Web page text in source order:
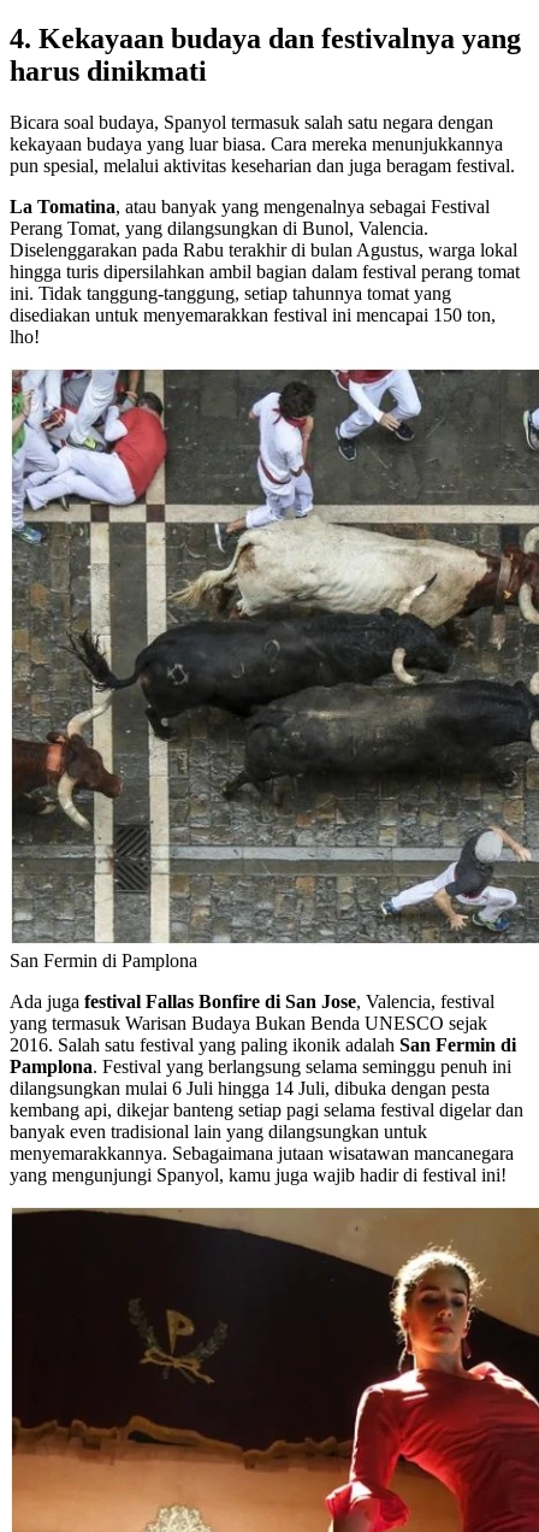
4. Kekayaan budaya dan festivalnya yang
harus dinikmati
Bicara soal budaya, Spanyol termasuk salah satu negara dengan
kekayaan budaya yang luar biasa. Cara mereka menunjukkannya
pun spesial, melalui aktivitas keseharian dan juga beragam festival.
La Tomatina, atau banyak yang mengenalnya sebagai Festival
Perang Tomat, yang dilangsungkan di Bunol, Valencia.
Diselenggarakan pada Rabu terakhir di bulan Agustus, warga lokal
hingga turis dipersilahkan ambil bagian dalam festival perang tomat
ini. Tidak tanggung-tanggung, setiap tahunnya tomat yang
disediakan untuk menyemarakkan festival ini mencapai 150 ton,
lho!
San Fermin di Pamplona
Ada juga festival Fallas Bonfire di San Jose, Valencia, festival
yang termasuk Warisan Budaya Bukan Benda UNESCO sejak
2016. Salah satu festival yang paling ikonik adalah San Fermin di
Pamplona. Festival yang berlangsung selama seminggu penuh ini
dilangsungkan mulai 6 Juli hingga 14 Juli, dibuka dengan pesta
kembang api, dikejar banteng setiap pagi selama festival digelar dan
banyak even tradisional lain yang dilangsungkan untuk
menyemarakkannya. Sebagaimana jutaan wisatawan mancanegara
yang mengunjungi Spanyol, kamu juga wajib hadir di festival ini!